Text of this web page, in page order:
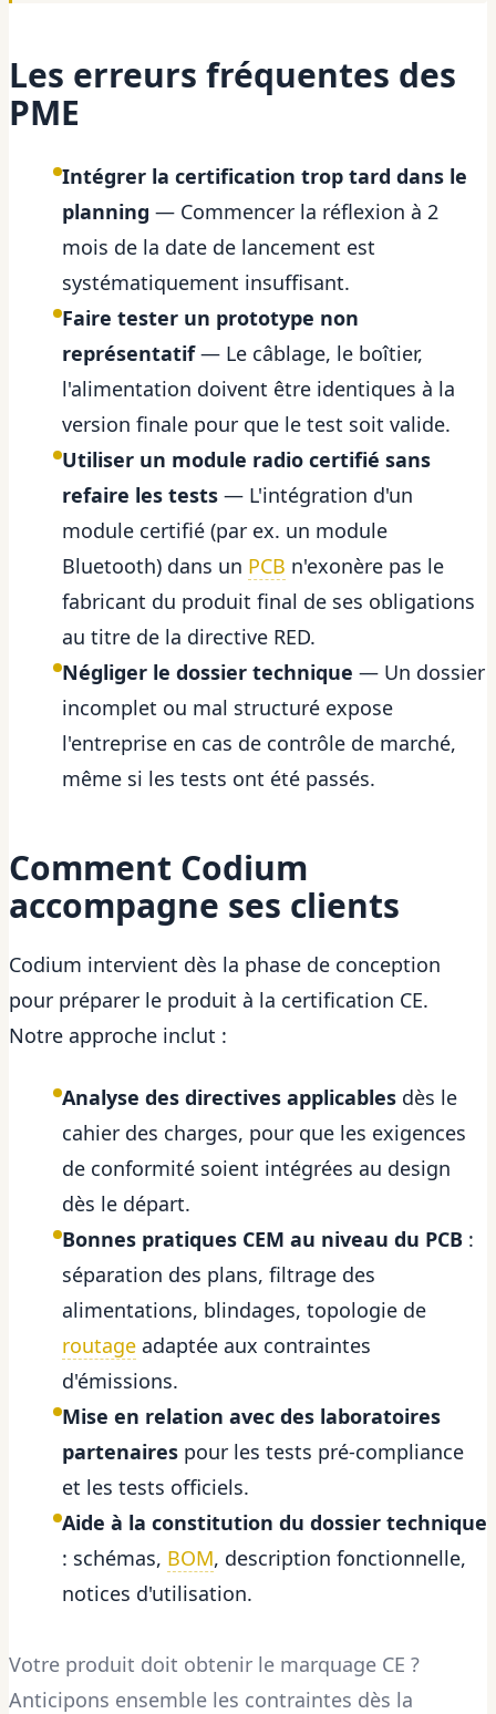
Les erreurs fréquentes des
PME
Intégrer la certification trop tard dans le
planning — Commencer la réflexion à 2
mois de la date de lancement est
systématiquement insuffisant.
Faire tester un prototype non
représentatif— Le câblage, le boîtier,
l'alimentation doivent être identiques à la
version finale pour que le test soit valide.
Utiliser un module radio certifié sans
refaire les tests — L'intégration d'un
module certifié (par ex. un module
Bluetooth) dans un PCB n'exonère pas le
fabricant du produit final de ses obligations
au titre de la directive RED.
Négliger le dossier technique — Un dossier
incomplet ou mal structuré expose
l'entreprise en cas de contrôle de marché,
même si les tests ont été passés.
Comment Codium
accompagne ses clients
Codium intervient dès la phase de conception
pour préparer le produit à la certification CE.
Notre approche inclut :
Analyse des directives applicables dès le
cahier des charges, pour que les exigences
de conformité soient intégrées au design
dès le départ.
Bonnes pratiques CEM au niveau du PCB :
séparation des plans, filtrage des
alimentations, blindages, topologie de
routage adaptée aux contraintes
d'émissions.
Mise en relation avec des laboratoires
partenaires pour les tests pré-compliance
et les tests officiels.
Aide à la constitution du dossier technique
: schémas, BOM, description fonctionnelle,
notices d'utilisation.
Votre produit doit obtenir le marquage CE ?
Anticipons ensemble les contraintes dès la